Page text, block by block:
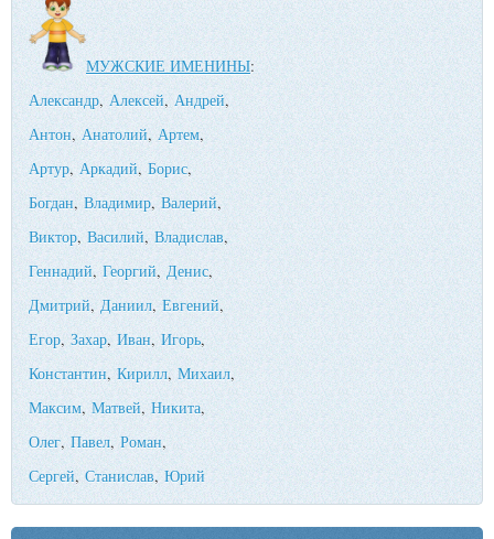
МУЖСКИЕ ИМЕНИНЫ:
Александр, Алексей,Андрей,
Антон,Анатолий,Артем,
Артур,Аркадий,Борис,
Богдан, Владимир,Валерий,
Виктор,Василий, Владислав,
Геннадий,Георгий, Денис,
Дмитрий,Даниил,Евгений,
Егор,Захар, Иван,Игорь,
Константин,Кирилл, Михаил,
Максим, Матвей,Никита,
Олег, Павел, Роман,
Сергей, Станислав,Юрий